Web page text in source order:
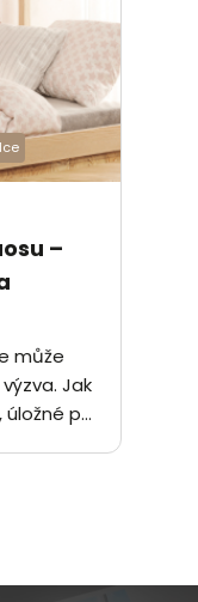
–
může
Jak
p...